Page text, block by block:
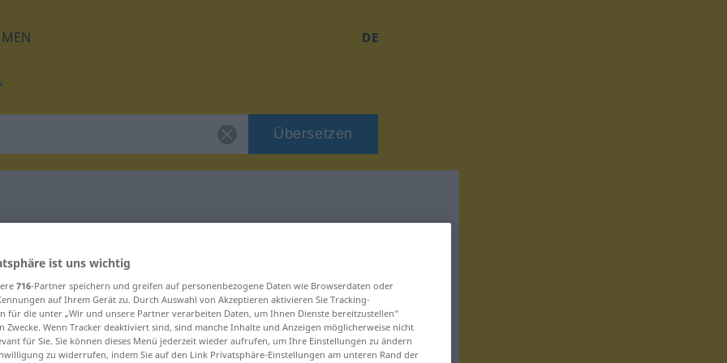
DE
Übersetzen
"malutki"
ist uns wichtig
716-Partner speichern und greifen auf personenbezogene Daten wie Browserdaten oder
auf Ihrem Gerät zu. Durch Auswahl von Akzeptieren aktivieren Sie Tracking-
für die unter „Wir und unsere Partner verarbeiten Daten, um Ihnen Dienste bereitzustellen“
Zwecke. Wenn Tracker deaktiviert sind, sind manche Inhalte und Anzeigen möglicherweise nicht
für Sie. Sie können dieses Menü jederzeit wieder aufrufen, um Ihre Einstellungen zu ändern
zu widerrufen, indem Sie auf den Link Privatsphäre-Einstellungen am unteren Rand der